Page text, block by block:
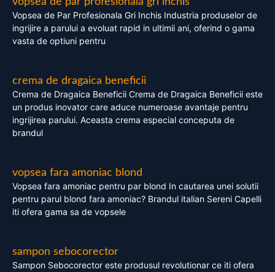
Vopsea de Par Profesionala Gri Inchis Industria produselor de
ingrijire a parului a evoluat rapid in ultimii ani, oferind o gama
vasta de optiuni pentru
crema de dragaica beneficii
Crema de Dragaica Beneficii Crema de Dragaica Beneficii este
un produs inovator care aduce numeroase avantaje pentru
ingrijirea parului. Aceasta crema especial conceputa de
brandul
vopsea fara amoniac blond
Vopsea fara amoniac pentru par blond In cautarea unei solutii
pentru parul blond fara amoniac? Brandul italian Sereni Capelli
iti ofera gama sa de vopsele
sampon sebocorector
Sampon Sebocorector este produsul revolutionar ce iti ofera